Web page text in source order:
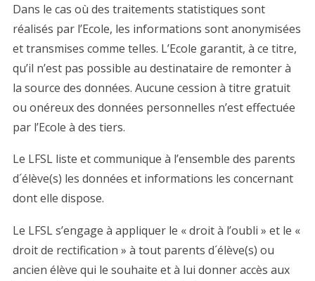
Dans le cas où des traitements statistiques sont
réalisés par l’Ecole, les informations sont anonymisées
et transmises comme telles. L’Ecole garantit, à ce titre,
qu’il n’est pas possible au destinataire de remonter à
la source des données. Aucune cession à titre gratuit
ou onéreux des données personnelles n’est effectuée
par l’Ecole à des tiers.
Le LFSL liste et communique à l’ensemble des parents
d´élève(s) les données et informations les concernant
dont elle dispose.
Le LFSL s’engage à appliquer le « droit à l’oubli » et le «
droit de rectification » à tout parents d´élève(s) ou
ancien élève qui le souhaite et à lui donner accès aux